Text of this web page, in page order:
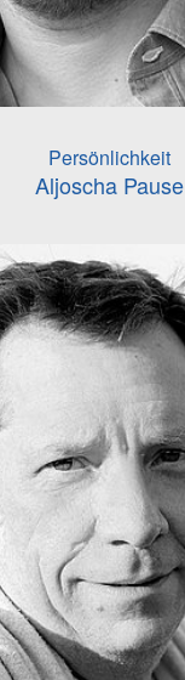
Persönlichkeit
Aljoscha Pause